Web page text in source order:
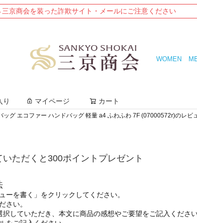
京商会を装った詐欺サイト・メールにご注意ください
WOMEN
り マイページ カート
グ エコファー ハンドバッグ 軽量 a4 ふわふわ 7F (07000572r)のレビ
ただくと300ポイントプレゼント
ーを書く」をクリックしてください。
さい。
していただき、本文に商品の感想やご要望をご記入ください